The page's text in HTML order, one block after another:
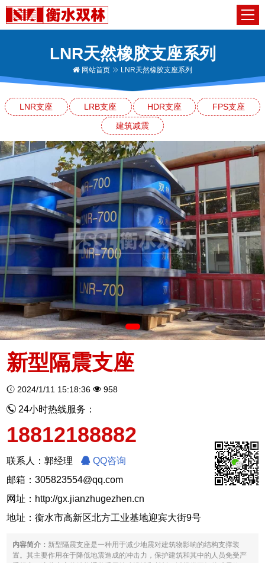
LNR天然橡胶支座系列
网站首页 LNR天然橡胶支座系列
LNR支座 LRB支座 HDR支座
FPS支座
建筑减震
新型隔震支座
2024/1/11 15:18:36 958
24小时热线服务：
18812188882
联系人：郭经理
QQ咨询
邮箱：305823554@qq.com
网址： http://gx.jianzhugezhen.cn
地址：衡水市高新区北方工业基地迎宾大街9号
内容简介： 新型隔震支座是一种用于减少地震对建筑物影响的结构支撑装
置。其主要作用在于降低地震造成的冲击力，保护建筑和其中的人员免受严